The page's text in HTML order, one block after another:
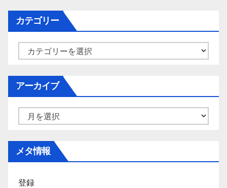
カテゴリー
ー
アーカイブ
メタ情報
登録